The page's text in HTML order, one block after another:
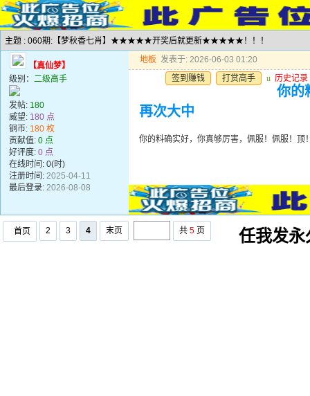
主题 : 060期:【梦秋香七肖】★★★★★开奖后就更新★★★★★！！！
【真仙梦】
级别： 二级高手
发帖: 180
威望: 180 点
铜币: 180 枚
贡献值: 0 点
好评度: 0 点
在线时间: 0(时)
注册时间: 2025-04-11
最后登录: 2026-08-08
地板 发表于: 2026-06-03 01:20
签到赚钱
打赏高手 u 历史记录
你的
再次大中
你的料确实好，你真够厉害，佩服！佩服！顶
首页 2 3 4 末页 共 5 页 任我发永